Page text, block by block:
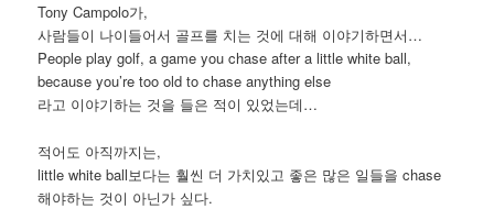
Tony Campolo가,
사람들이 나이들어서 골프를 치는 것에 대해 이야기하면서…
People play golf, a game you chase after a little white ball,
because you’re too old to chase anything else
라고 이야기하는 것을 들은 적이 있었는데…
적어도 아직까지는,
little white ball보다는 훨씬 더 가치있고 좋은 많은 일들을 chase
해야하는 것이 아닌가 싶다.